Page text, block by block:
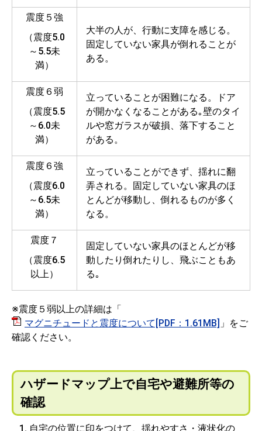
震度５強
（震度5.0
～5.5未
満）
大半の人が、行動に支障を感じる。
固定していない家具が倒れることが
ある。
震度６弱
（震度5.5
～6.0未
満）
立っていることが困難になる。ドア
が開かなくなることがある｡壁のタイ
ルや窓ガラスが破損、落下すること
がある。
震度６強
（震度6.0
～6.5未
満）
立っていることができず、揺れに翻
弄される。固定していない家具のほ
とんどが移動し、倒れるものが多く
なる。
震度７
（震度6.5
以上）
固定していない家具のほとんどが移
動したり倒れたりし、飛ぶこともあ
る｡
※震度５弱以上の詳細は「
マグニチュードと震度について[PDF：1.61MB] 」をご
確認ください。
ハザードマップ上で自宅や避難所等の
確認
自宅の位置に印をつけて、揺れやすさ・液状化の